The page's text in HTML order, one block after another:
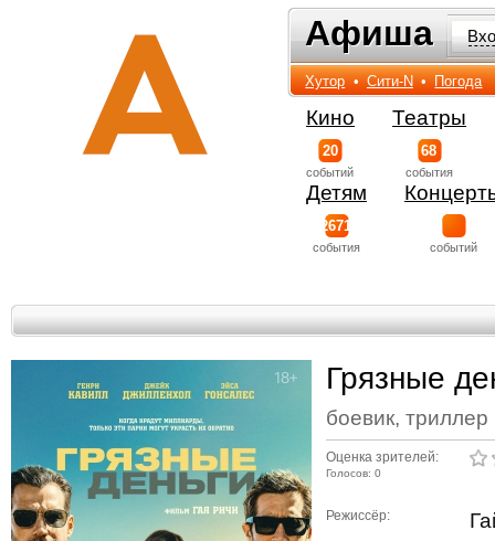
Афиша
Афиша
Хутор • Сити-N • Погода
Кино
20
событий
Театры
68
события
Детям
2671
события событий
Грязные
боевик, триллер
Оценка зрителей:
Голосов: 0
Режиссёр: